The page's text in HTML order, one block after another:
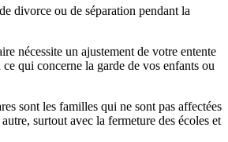
divorce ou de séparation pendant la
nécessite un ajustement de votre entente
qui concerne la garde de vos enfants ou
sont les familles qui ne sont pas affectées
surtout avec la fermeture des écoles et